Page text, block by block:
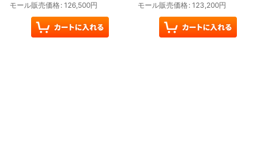
モール販売価格: 126,500円
モール販売価格: 123,200円